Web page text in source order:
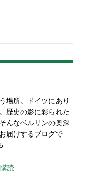
場所。ドイツにあり
歴史の影に彩られた
んなベルリンの奥深
届けするブログで
読